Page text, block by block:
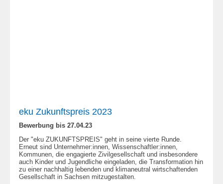
eku Zukunftspreis 2023
Bewerbung bis 27.04.23
Der "eku ZUKUNFTSPREIS" geht in seine vierte Runde.
Erneut sind Unternehmer:innen, Wissenschaftler:innen,
Kommunen, die engagierte Zivilgesellschaft und insbesondere
auch Kinder und Jugendliche eingeladen, die Transformation hin
zu einer nachhaltig lebenden und klimaneutral wirtschaftenden
Gesellschaft in Sachsen mitzugestalten.